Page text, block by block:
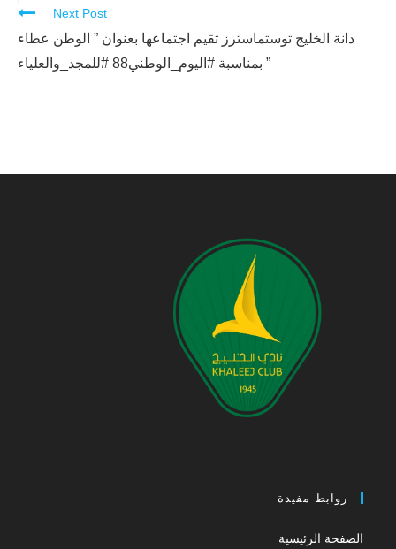
Next Post
دانة الخليج توستماسترز تقيم اجتماعها بعنوان ” الوطن عطاء
” بمناسبة #اليوم_الوطني88 #للمجد_والعلياء
روابط مفيدة
الصفحة الرئيسية